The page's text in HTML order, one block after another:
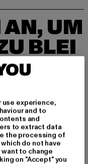
UM
BLEI
an und
aktuelle Tre
von DefShop p
experience,
and to
and
to extract data
the processing of
do not have
to change
on "Accept" you